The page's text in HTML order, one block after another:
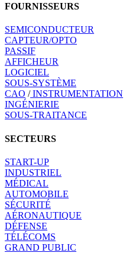
FOURNISSEURS
SEMICONDUCTEUR
CAPTEUR/OPTO
PASSIF
AFFICHEUR
LOGICIEL
SOUS-SYSTÈME
CAO /INSTRUMENTATION
INGÉNIERIE
SOUS-TRAITANCE
SECTEURS
START-UP
INDUSTRIEL
MÉDICAL
AUTOMOBILE
SÉCURITÉ
AÉRONAUTIQUE
DÉFENSE
TÉLÉCOMS
GRAND PUBLIC